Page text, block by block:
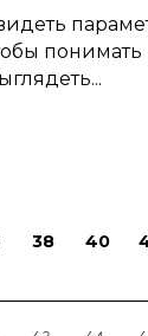
понимать
38 40